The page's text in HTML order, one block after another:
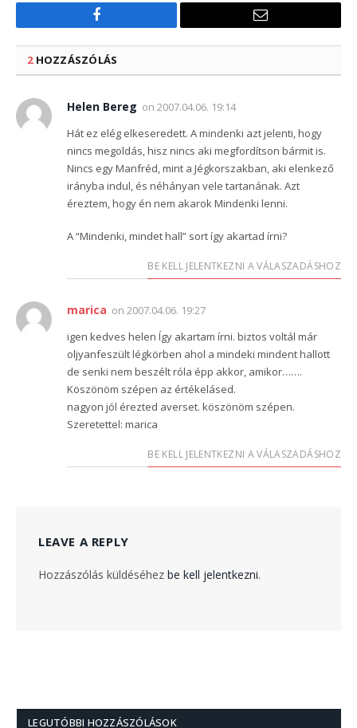
Facebook Email
2HOZZÁSZÓLÁS
Helen Bereg on 2007.04.06. 19:14
Hát ez elég elkeseredett. A mindenki azt jelenti, hogy
nincs megoldás, hisz nincs aki megfordítson bármit is.
Nincs egy Manfréd, mint a Jégkorszakban, aki elenkező
irányba indul, és néhányan vele tartanának. Azt
éreztem, hogy én nem akarok Mindenki lenni.
A “Mindenki, mindet hall” sort így akartad írni?
BE KELL JELENTKEZNI A VÁLASZADÁSHOZ
marica on 2007.04.06. 19:27
igen kedves helen Így akartam írni. biztos voltál már
oljyanfeszült légkörben ahol a mindeki mindent hallott
de senki nem beszélt róla épp akkor, amikor…….
Köszönöm szépen az értékelásed.
nagyon jól érezted averset. köszönöm szépen.
Szeretettel: marica
BE KELL JELENTKEZNI A VÁLASZADÁSHOZ
LEAVE A REPLY
Hozzászólás küldéséhez be kell jelentkezni.
LEGUTÓBBI HOZZÁSZÓLÁSOK